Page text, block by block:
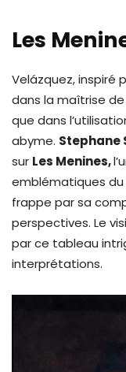
Les
Velázquez, inspiré
dans la maîtrise
que dans
abyme. Stephane
sur Les Menines,
emblématiques
frappe par sa
perspectives. Le
par ce tableau
interprétations.